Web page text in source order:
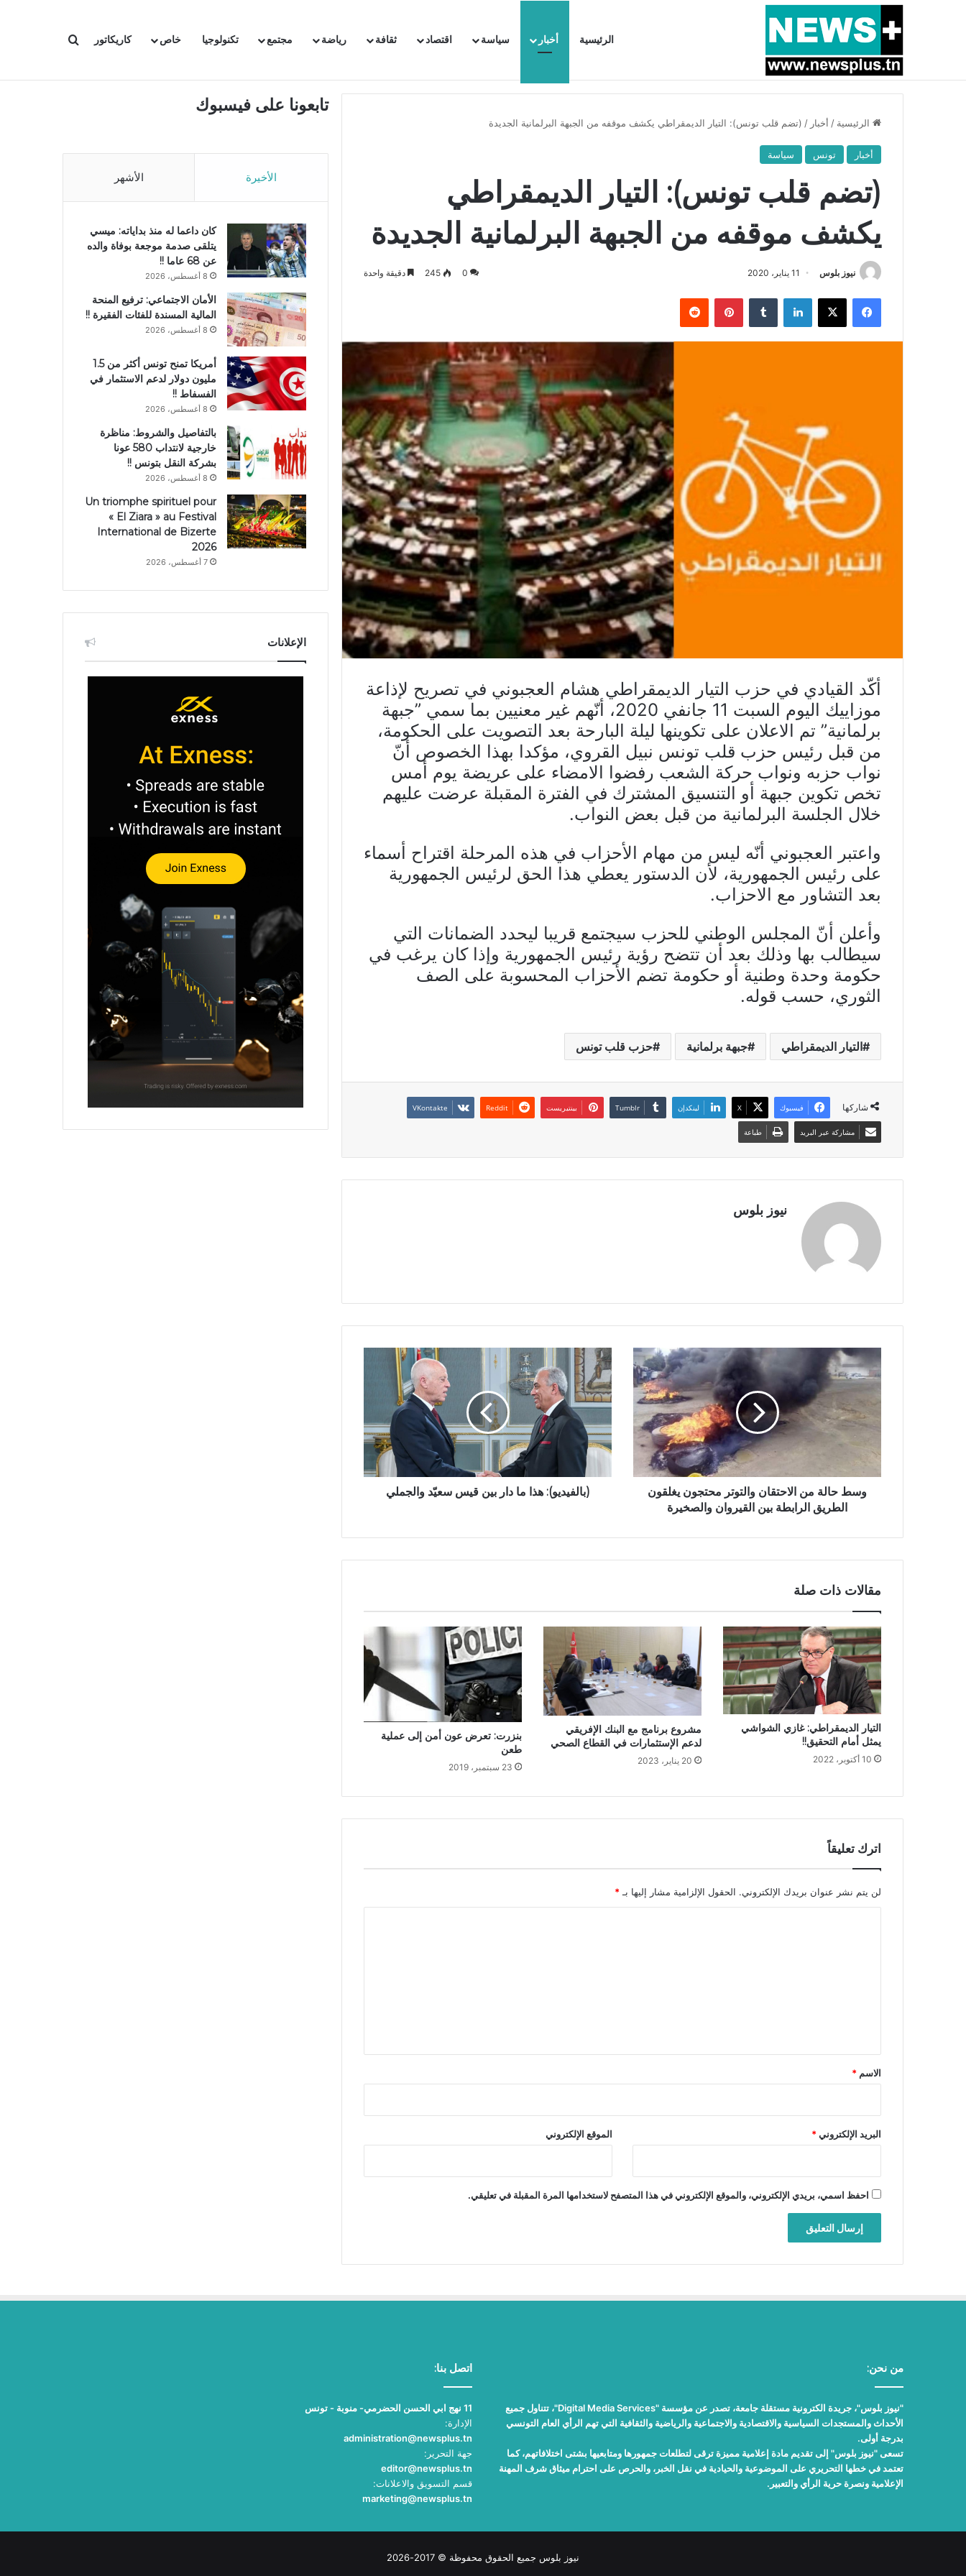
الرئيسية أخبار سياسة اقتصاد ثقافة رياضة مجتمع تكنولوجيا خاص كاريكاتور بحث عن
أخبار عاجلة بسبب المرزوقي وبتكليف من سعيّد: الخارجية تستدعي السفيرة الفرنسية بتونس وتبلغها احتجاجا شديد اللهجة !!
الرئيسية / أخبار / (تضم قلب تونس): التيار الديمقراطي يكشف موقفه من الجبهة البرلمانية الجديدة
أخبار تونس سياسة
(تضم قلب تونس): التيار الديمقراطي
يكشف موقفه من الجبهة البرلمانية الجديدة
نيوز بلوس 11 يناير، 2020 0
245 دقيقة واحدة
فيسبوك X لينكدإن بينتيريست
أكّد القيادي في حزب التيار الديمقراطي هشام العجبوني في تصريح لإذاعة
موزاييك اليوم السبت 11 جانفي 2020، أنّهم غير معنيين بما سمي ”جبهة
برلمانية” تم الاعلان على تكوينها ليلة البارحة بعد التصويت على الحكومة،
من قبل رئيس حزب قلب تونس نبيل القروي، مؤكدا بهذا الخصوص أنّ
نواب حزبه ونواب حركة الشعب رفضوا الامضاء على عريضة يوم أمس
تخص تكوين جبهة أو التنسيق المشترك في الفترة المقبلة عرضت عليهم
خلال الجلسة البرلمانية من قبل بعض النواب.
واعتبر العجبوني أنّه ليس من مهام الأحزاب في هذه المرحلة اقتراح أسماء
على رئيس الجمهورية، لأن الدستور يعطي هذا الحق لرئيس الجمهورية
بعد التشاور مع الاحزاب.
وأعلن أنّ المجلس الوطني للحزب سيجتمع قريبا ليحدد الضمانات التي
سيطالب بها وذلك بعد أن تتضح رؤية رئيس الجمهورية وإذا كان يرغب في
حكومة وحدة وطنية أو حكومة تضم الأحزاب المحسوبة على الصف
الثوري، حسب قوله.
التيار الديمقراطي جبهة برلمانية حزب قلب تونس
شاركها فيسبوك X لينكدإن بينتيريست
مشاركة عبر البريد طباعة
نيوز بلوس
وسط حالة من الاحتقان والتوتر محتجون يغلقون
الطريق الرابطة بين القيروان والصخيرة
(بالفيديو): هذا ما دار بين قيس سعيّد والجملي
مقالات ذات صلة
التيار الديمقراطي: غازي الشواشي
يمثل أمام التحقيق!!
10 أكتوبر، 2022
مشروع برنامج مع البنك الإفريقي
لدعم الإستثمارات في القطاع الصحي
20 يناير، 2023
بنزرت: تعرض عون أمن إلى عملية
طعن
23 سبتمبر، 2019
اترك تعليقاً
لن يتم نشر عنوان بريدك الإلكتروني. الحقول الإلزامية مشار إليها بـ *
*
الاسم *
البريد الإلكتروني* الموقع الإلكتروني
احفظ اسمي، بريدي الإلكتروني، والموقع الإلكتروني في هذا المتصفح لاستخدامها المرة المقبلة في تعليقي.
تابعونا على فيسبوك
الأخيرة الأشهر
كان داعما له منذ بداياته: ميسي
يتلقى صدمة موجعة بوفاة والده
عن 68 عاما !!
8 أغسطس، 2026
الأمان الاجتماعي: ترفيع المنحة
المالية المسندة للفئات الفقيرة !!
8 أغسطس، 2026
أمريكا تمنح تونس أكثر من 1.5
مليون دولار لدعم الاستثمار في
الفسفاط !!
8 أغسطس، 2026
بالتفاصيل والشروط: مناظرة
خارجية لانتداب 580 عونا
بشركة النقل بتونس !!
8 أغسطس، 2026
Un triomphe spirituel pour
« El Ziara » au Festival
International de Bizerte
2026
7 أغسطس، 2026
الإعلانات
من نحن:
"نيوز بلوس"، جريدة الكترونية مستقلة جامعة، تصدر عن مؤسسة "Digital Media Services"، تتناول جميع
الأحداث والمستجدات السياسية والاقتصادية والاجتماعية والرياضية والثقافية التي تهم الرأي العام التونسي
بدرجة أولى.
تسعى "نيوز بلوس" إلى تقديم مادة إعلامية مميزة ترقى لتطلعات جمهورها ومتابعيها بشتى اختلافاتهم، كما
تعتمد في خطها التحريري على الموضوعية والحيادية في نقل الخبر، والحرص على احترام ميثاق شرف المهنة
الإعلامية ونصرة حرية الرأي والتعبير.
اتصل بنا:
11 نهج ابي الحسن الحضرمي- منوبة - تونس
الإدارة:
administration@newsplus.tn
جهة التحرير:
editor@newsplus.tn
قسم التسويق والاعلانات:
marketing@newsplus.tn
نيوز بلوس جميع الحقوق محفوظة © 2017-2026